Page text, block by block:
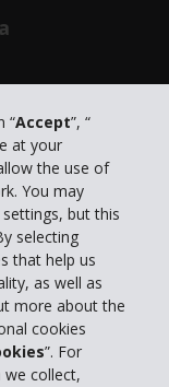
“Accept”, “
at your
the use of
You may
but this
selecting
that help us
as well as
more about the
cookies
”. For
collect,